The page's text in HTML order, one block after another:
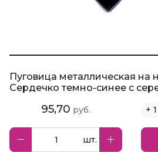
Пуговица металлическая на
Сердечко темно-синее с
95,70 руб. +
шт.